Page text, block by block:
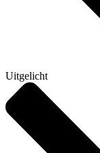
Uitgelicht